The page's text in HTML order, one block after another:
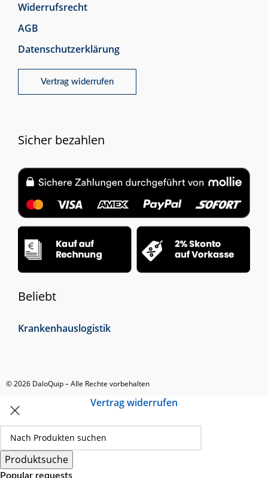
Widerrufsrecht
AGB
Datenschutzerklärung
Vertrag widerrufen
Sicher bezahlen
Beliebt
Krankenhauslogistik
© 2026 DaloQuip – Alle Rechte vorbehalten
Produktsuche
Popular requests
Vertrag widerrufen